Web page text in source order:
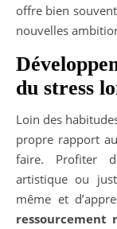
offre bien
nouvelles
du stress
Loin des
propre rapport
faire. Profiter
artistique ou
même et
ressourcement